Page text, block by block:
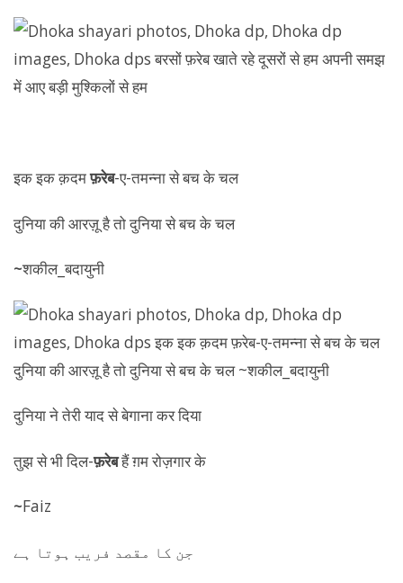
इक इक क़दमफ़रेब-ए-तमन्ना से बच के चल
दुनिया की आरज़ू है तो दुनिया से बच के चल
~शकील_बदायुनी
दुनिया ने तेरी याद से बेगाना कर दिया
तुझ से भी दिल-फ़रेबहैं ग़म रोज़गार के
~Faiz
‏جن کا مقصد فریب ہوتا ہے